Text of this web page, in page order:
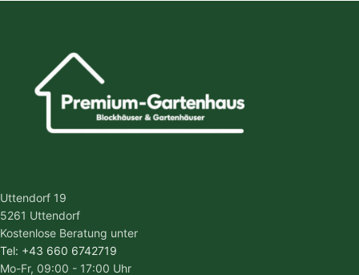
Uttendorf 19
5261 Uttendorf
Kostenlose Beratung unter
Tel: +43 660 6742719
Mo-Fr, 09:00 - 17:00 Uhr